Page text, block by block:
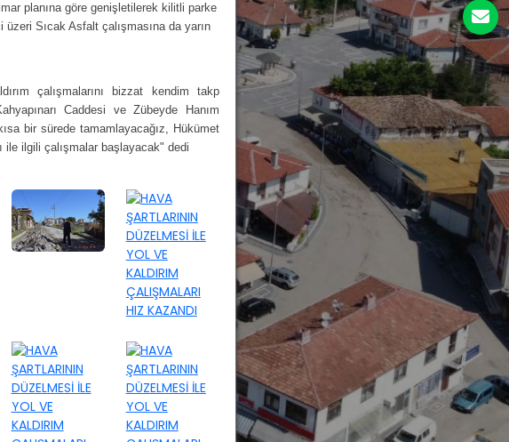
planına göre genişletilerek kilitli parke
Sıcak Asfalt çalışmasına da yarın
çalışmalarını bizzat kendim takp
Caddesi ve Zübeyde Hanım
bir sürede tamamlayacağız, Hükümet
ile ilgili çalışmalar başlayacak" dedi